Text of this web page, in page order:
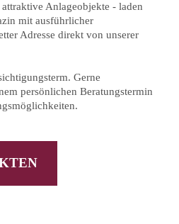
Anlageobjekte - laden
mit ausführlicher
Adresse direkt von unserer
Gerne
persönlichen Beratungstermin